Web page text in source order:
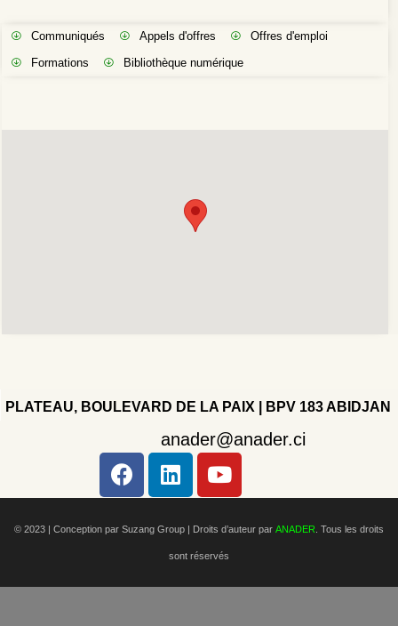
Communiqués Appels d'offres
Offres d'emploi
Formations
Bibliothèque numérique
PLATEAU, BOULEVARD DE LA PAIX | BPV 183 ABIDJAN
anader@anader.ci
© 2023 | Conception par Suzang Group | Droits d’auteur par ANADER . Tous les droits
sont réservés
Copyright 2022 - Company - All rights reserved. Powered
by WordPress.